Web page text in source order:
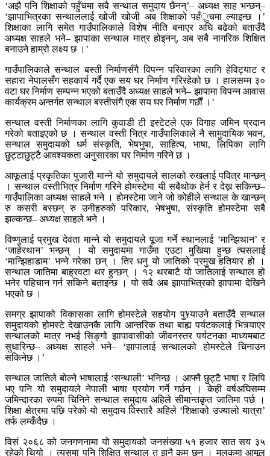
‘अझै पनि शिक्षाको पहुँचमा सवै सन्थाल समुदाय छैनन्’– अध्यक्ष साह भन्छन्–
‘झापाभित्रका सन्थाललाई खोजी खोजी अब शिक्षाको पहँुचमा ल्याइन्छ ।’
शिक्षाका लागि समेत गाउँपालिकाले विशेष नीति बनाएर अघि बढेको बताउँदै
अध्यक्ष साहले भने– झापाका सन्थाल मात्र होइनन्, अब सबै नागरिक शिक्षित
बनाउने हाम्रो लक्ष्य छ ।’
गाउँपालिकाले सन्थाल बस्ती निर्माणसँगै विपन्न परिवारका लागि हेविट्याट र
सहारा नेपालसँग सहकार्य गर्दै एक सय घर निर्माण गरिरहेको छ । हालसम्म ३०
वटा घर निर्माण सम्पन्न भएको बताउँदै अध्यक्ष साहले भने– झापामा विपन्न आवास
कार्यक्रम अन्तर्गत सन्थाल बस्तीसंगै एक सय घर निर्माण गर्छौं ।’
सन्थाल वस्ती निर्माणका लागि कुवाडी टी इस्टेटले एक विगाह जमिन प्रदान
गरेको बताइएको छ । सन्थाल वस्ती भित्र गाउँपालिकाले नै सामुदायिक भवन,
सन्थाल समुदायको धर्म संस्कृति, भेषभुषा, साहित्य, भाषा, लिपिका लागि
छुट्टाछुट्टै आवश्यकता अनुसारका घर निर्माण गरिने छ ।
आफूलाई प्रकृतिका पुजारी मान्ने यो समुदायले सालको रुखलाई पवित्र मान्छन्
। सन्थाल वस्तीभित्र निर्माण गरिने होमस्टेमा यी सबैथोक हेर्न र देख्न सकिन्छ–
गाउँपालिका अध्यक्ष साहले भने । होमस्टेमा जाने जो कोहीले सन्थाल के खान्छन्
रु कसरी बस्छन् रु उनीहरुको परिकार, भेषभुषा, संस्कृति होमस्टेमा सबै
झल्कन्छ– अध्यक्ष साहले भने ।
विष्णुलाई प्रमुख देवता मान्ने यो समुदायले पूजा गर्ने स्थानलाई ‘मान्झिथान’ र
‘जाहेरथान’ भन्छन् । यो समुदायमा गाउँमा एउटा मुखिया हुन्छ त्यसलाई
‘मान्झिहाडाम’ भन्ने गरेका छन् । तिर धनु यो जातिको प्रमुख हतियार हो ।
सन्थाल जातिमा बाह्रवटा थर हुन्छन् । १२ थरबाटै यो जातिलाई सन्थाल हो
भनेर पहिचान गर्न सकिने बताइन्छ । यो सवै अब झापाभित्रको झापामा देखिने
भएको छ ।
समग्र झापाको विकासका लागि होमस्टेले सहयोग पु¥याउने बताउँदै सन्थाल
समुदायको होमस्टे देखाउनकै लागि आन्तरिक तथा बाह्य पर्यटकलाई भित्र्याएर
सन्थालको मात्र नभई सिङ्गो झापावासीको जीवनस्तर पर्यटनका माध्यमबाट
सुधारिन्छ– अध्यक्ष साहले भने– ‘झापालाई सन्थालको होमस्टेले चिनाउन
सकिनेछ ।’
सन्थाल जातिले बोल्ने भाषालाई ‘सन्थाली’ भनिन्छ । आफ्नै छुट्टै भाषा र लिपि
भए पनि यो समुदायले नेपाली भाषा प्रयोग गर्ने गर्छन् । केही वर्षअघिसम्म
जमिन्दारका रुपमा चिनिने सन्थाल समुदाय अहिले सीमान्तकृत जातिमा पर्छ ।
शिक्षा क्षेत्रमा पछि परेको यो समुदाय विस्तारै अहिले ‘शिक्षाको उज्यालो यात्रा’
तर्फ लम्कँदैछ ।
विसं २०६८ को जनगणनामा यो समुदायको जनसंख्या ५१ हजार सात सय ३५
रहेको थियो । त्यसमा पनि शिक्षित सन्थाल त झनै कम छन् । मुलुकमा आमूल